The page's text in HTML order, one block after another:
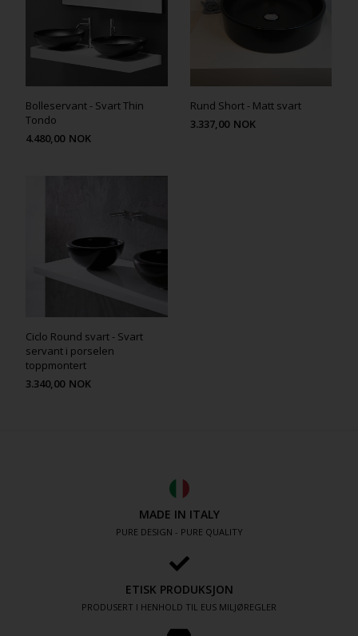
Bolleservant - Svart Thin
Tondo
4.480,00 NOK
Rund Short - Matt svart
3.337,00 NOK
Ciclo Round svart - Svart
servant i porselen
toppmontert
3.340,00 NOK
MADE IN ITALY
PURE DESIGN - PURE QUALITY
ETISK PRODUKSJON
PRODUSERT I HENHOLD TIL EUS MILJØREGLER